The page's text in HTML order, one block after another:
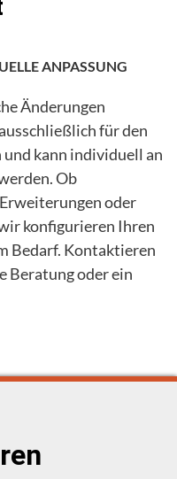
ANPASSUNG
Änderungen
für den
kann individuell an
Ob
oder
konfigurieren Ihren
Bedarf. Kontaktieren
Beratung oder ein